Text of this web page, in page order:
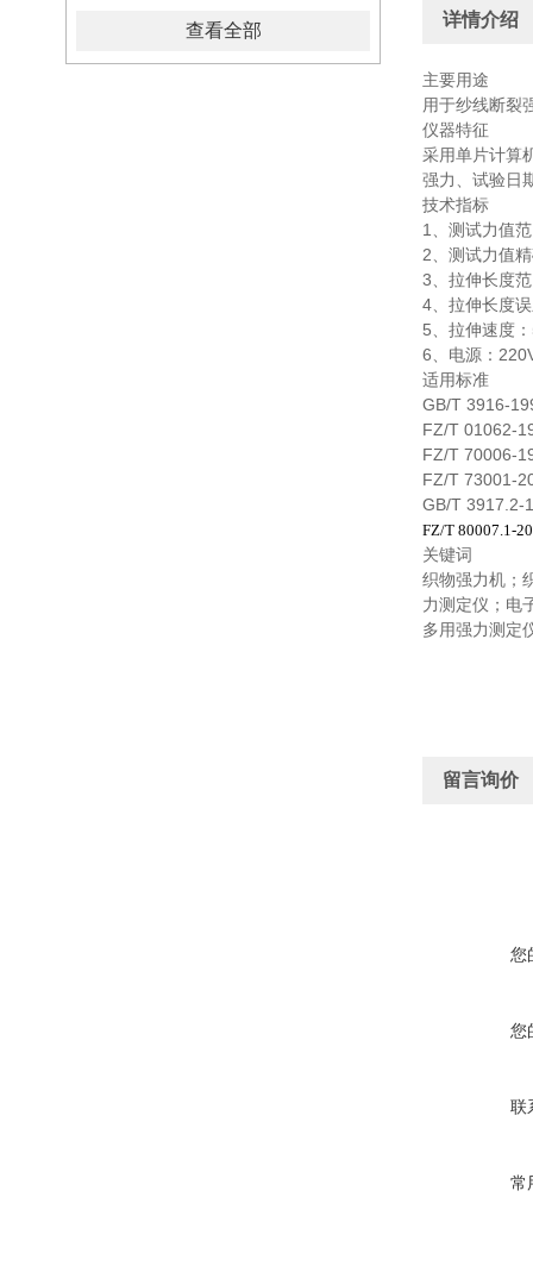
详情介绍
主要用途
用于纱线断裂
仪器特征
采用单片计算
强力、试验日
技术指标
1、测试力值
2、测试力值
3、拉伸长度
4、拉伸长度
5、拉伸速度
6、电源：
适用标准
GB/T 3916-
FZ/T 01062-
FZ/T 70006-
FZ/T 73001-
GB/T 3917.2-
FZ/T 80007.1-
关键词
织物强力机；
力测定仪；电
多用强力测定
留言询价
您
您
联
常
查看全部